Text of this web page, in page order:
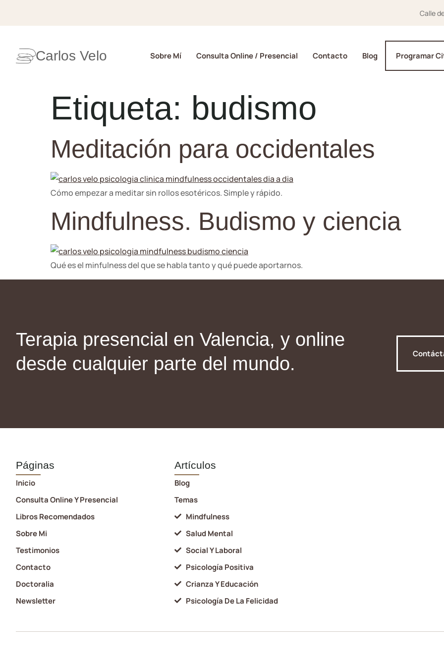
Calle
Carlos Velo Sobre Mí Consulta Online / Presencial Contacto Blog Programar
Etiqueta: budismo
Meditación para occidentales
Cómo empezar a meditar sin rollos esotéricos. Simple y rápido.
Mindfulness. Budismo y ciencia
Qué es el minfulness del que se habla tanto y qué puede aportarnos.
Terapia presencial en Valencia, y online
desde cualquier parte del mundo.
Páginas
Inicio
Consulta Online Y Presencial
Libros Recomendados
Sobre Mi
Testimonios
Contacto
Doctoralia
Newsletter
Artículos
Blog
Temas
Mindfulness
Salud Mental
Social Y Laboral
Psicología Positiva
Crianza Y Educación
Psicología De La Felicidad